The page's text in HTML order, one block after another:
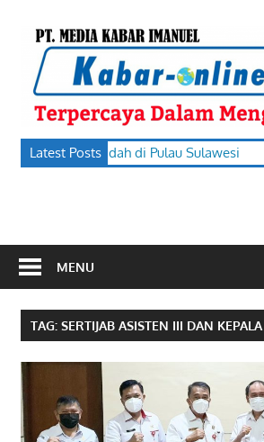
content
terpercaya
dalam
Latest Posts
Turun, Terendah di Pulau Sulawesi
MENU
TAG: SERTIJAB ASISTEN III DAN